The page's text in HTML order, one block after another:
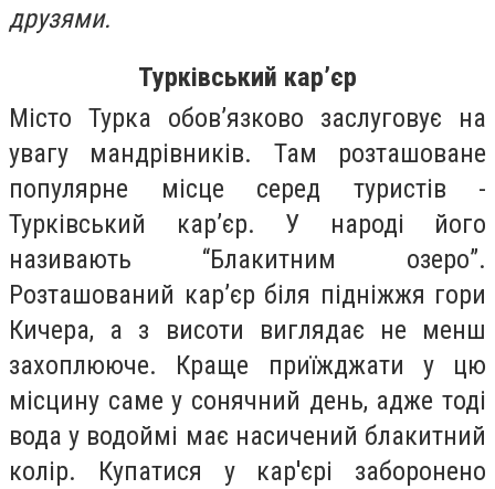
друзями.
Турківський кар’єр
Місто Турка обов’язково заслуговує на
увагу мандрівників. Там розташоване
популярне місце серед туристів -
Турківський кар’єр. У народі його
називають “Блакитним озеро”.
Розташований кар’єр біля підніжжя гори
Кичера, а з висоти виглядає не менш
захоплююче. Краще приїжджати у цю
місцину саме у сонячний день, адже тоді
вода у водоймі має насичений блакитний
колір. Купатися у кар'єрі заборонено